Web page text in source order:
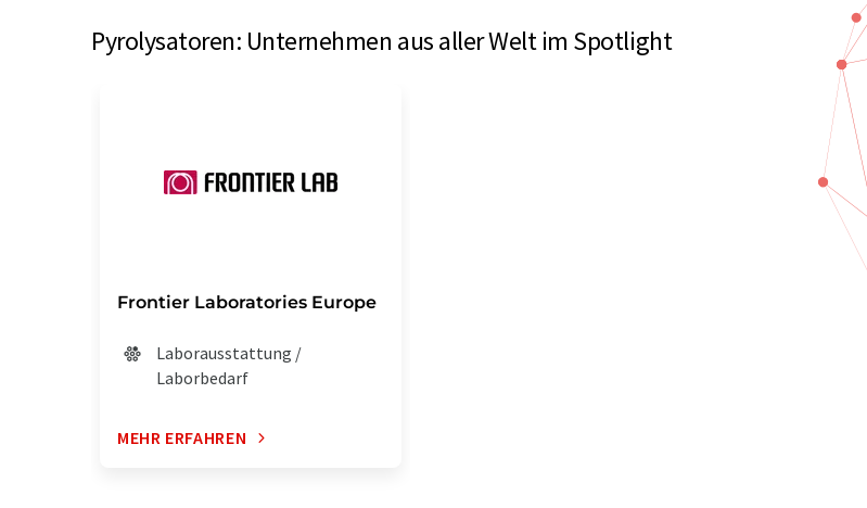
Pyrolysatoren: Unternehmen aus aller Welt im Spotlight
Frontier Laboratories Europe
Laborausstattung /
Laborbedarf
MEHR ERFAHREN